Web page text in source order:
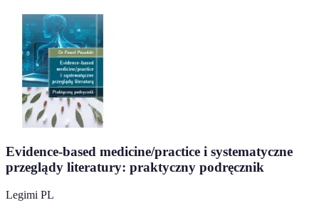
Evidence-based medicine/practice i systematyczne
przeglądy literatury: praktyczny podręcznik
Legimi PL